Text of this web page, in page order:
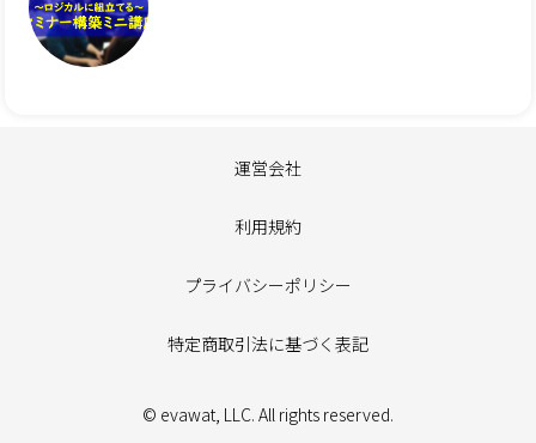
運営会社
利用規約
プライバシーポリシー
特定商取引法に基づく表記
© evawat, LLC. All rights reserved.